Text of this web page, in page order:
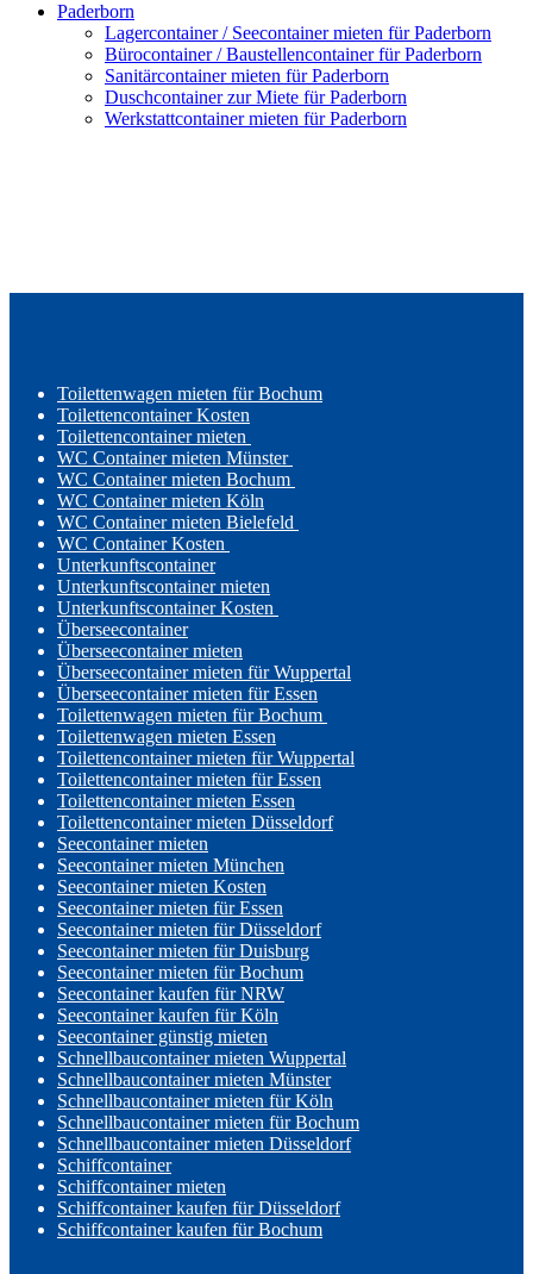
Paderborn
Lagercontainer / Seecontainer mieten für Paderborn
Bürocontainer / Baustellencontainer für Paderborn
Sanitärcontainer mieten für Paderborn
Duschcontainer zur Miete für Paderborn
Werkstattcontainer mieten für Paderborn
Toilettenwagen mieten für Bochum
Toilettencontainer Kosten
Toilettencontainer mieten
WC Container mieten Münster
WC Container mieten Bochum
WC Container mieten Köln
WC Container mieten Bielefeld
WC Container Kosten
Unterkunftscontainer
Unterkunftscontainer mieten
Unterkunftscontainer Kosten
Überseecontainer
Überseecontainer mieten
Überseecontainer mieten für Wuppertal
Überseecontainer mieten für Essen
Toilettenwagen mieten für Bochum
Toilettenwagen mieten Essen
Toilettencontainer mieten für Wuppertal
Toilettencontainer mieten für Essen
Toilettencontainer mieten Essen
Toilettencontainer mieten Düsseldorf
Seecontainer mieten
Seecontainer mieten München
Seecontainer mieten Kosten
Seecontainer mieten für Essen
Seecontainer mieten für Düsseldorf
Seecontainer mieten für Duisburg
Seecontainer mieten für Bochum
Seecontainer kaufen für NRW
Seecontainer kaufen für Köln
Seecontainer günstig mieten
Schnellbaucontainer mieten Wuppertal
Schnellbaucontainer mieten Münster
Schnellbaucontainer mieten für Köln
Schnellbaucontainer mieten für Bochum
Schnellbaucontainer mieten Düsseldorf
Schiffcontainer
Schiffcontainer mieten
Schiffcontainer kaufen für Düsseldorf
Schiffcontainer kaufen für Bochum